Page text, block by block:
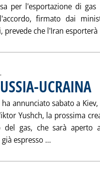
per l'esportazione di
firmato dai
prevede che l'Iran esporterà
UCRAINA
annunciato sabato a
Yushch, la prossima
gas, che sarà aperto
espresso ...